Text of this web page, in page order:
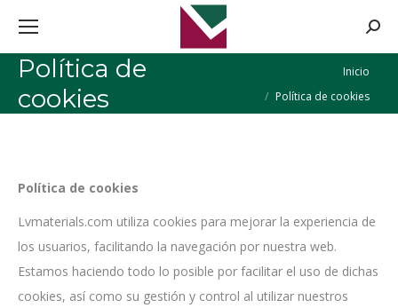
Política de
cookies
Inicio
Política de cookies
Política de cookies
Lvmaterials.com utiliza cookies para mejorar la experiencia de
los usuarios, facilitando la navegación por nuestra web.
Estamos haciendo todo lo posible por facilitar el uso de dichas
cookies, así como su gestión y control al utilizar nuestros